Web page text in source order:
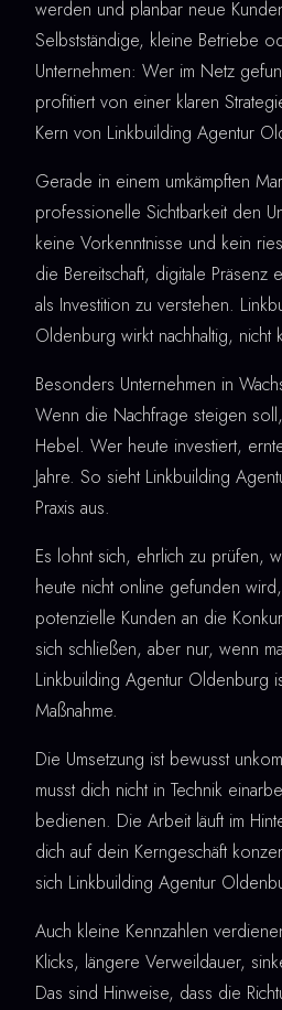
werden und planbar neue
Selbstständige, kleine Betriebe
Unternehmen: Wer im Netz
profitiert von einer klaren
Kern von Linkbuilding Agentur
Gerade in einem umkämpften
professionelle Sichtbarkeit den
keine Vorkenntnisse und kein
die Bereitschaft, digitale Präsenz
als Investition zu verstehen.
Oldenburg wirkt nachhaltig, nicht
Besonders Unternehmen in
Wenn die Nachfrage steigen
Hebel. Wer heute investiert,
Jahre. So sieht Linkbuilding
Praxis aus.
Es lohnt sich, ehrlich zu prüfen,
heute nicht online gefunden
potenzielle Kunden an die
sich schließen, aber nur, wenn
Linkbuilding Agentur Oldenburg
Maßnahme.
Die Umsetzung ist bewusst
musst dich nicht in Technik
bedienen. Die Arbeit läuft im
dich auf dein Kerngeschäft
sich Linkbuilding Agentur
Auch kleine Kennzahlen
Klicks, längere Verweildauer,
Das sind Hinweise, dass die